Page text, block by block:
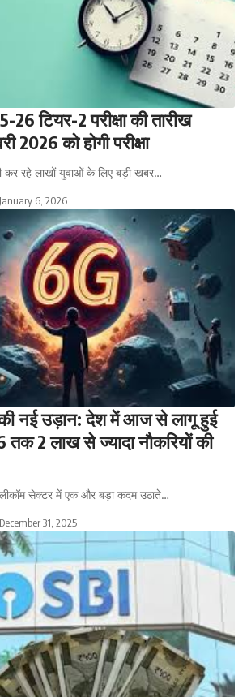
26 टियर-2 परीक्षा की तारीख
2026 को होगी परीक्षा
कर रहे लाखों युवाओं के लिए बड़ी खबर…
6, 2026
नई उड़ान: देश में आज से लागू हुई
तक 2 लाख से ज्यादा नौकरियों की
सेक्टर में एक और बड़ा कदम उठाते…
31, 2025